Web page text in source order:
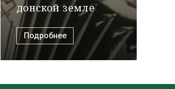
донской земле
Подробнее